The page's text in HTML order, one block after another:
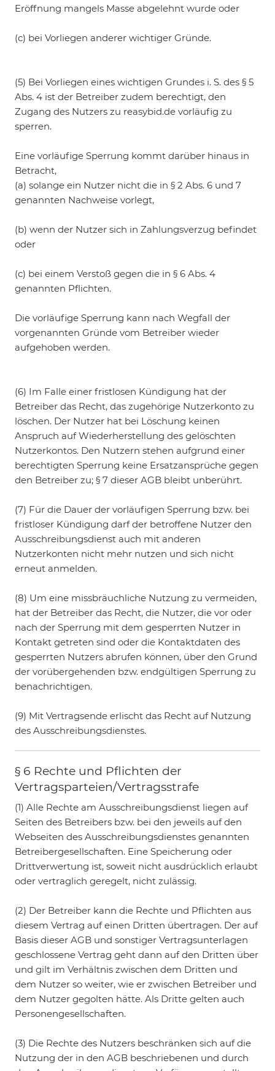
Eröffnung mangels Masse abgelehnt wurde oder
(c) bei Vorliegen anderer wichtiger Gründe.
(5) Bei Vorliegen eines wichtigen Grundes i. S. des § 5
Abs. 4 ist der Betreiber zudem berechtigt, den
Zugang des Nutzers zu reasybid.de vorläufig zu
sperren.
Eine vorläufige Sperrung kommt darüber hinaus in
Betracht,
(a) solange ein Nutzer nicht die in § 2 Abs. 6 und 7
genannten Nachweise vorlegt,
(b) wenn der Nutzer sich in Zahlungsverzug befindet
oder
(c) bei einem Verstoß gegen die in § 6 Abs. 4
genannten Pflichten.
Die vorläufige Sperrung kann nach Wegfall der
vorgenannten Gründe vom Betreiber wieder
aufgehoben werden.
(6) Im Falle einer fristlosen Kündigung hat der
Betreiber das Recht, das zugehörige Nutzerkonto zu
löschen. Der Nutzer hat bei Löschung keinen
Anspruch auf Wiederherstellung des gelöschten
Nutzerkontos. Den Nutzern stehen aufgrund einer
berechtigten Sperrung keine Ersatzansprüche gegen
den Betreiber zu; § 7 dieser AGB bleibt unberührt.
(7) Für die Dauer der vorläufigen Sperrung bzw. bei
fristloser Kündigung darf der betroffene Nutzer den
Ausschreibungsdienst auch mit anderen
Nutzerkonten nicht mehr nutzen und sich nicht
erneut anmelden.
(8) Um eine missbräuchliche Nutzung zu vermeiden,
hat der Betreiber das Recht, die Nutzer, die vor oder
nach der Sperrung mit dem gesperrten Nutzer in
Kontakt getreten sind oder die Kontaktdaten des
gesperrten Nutzers abrufen können, über den Grund
der vorübergehenden bzw. endgültigen Sperrung zu
benachrichtigen.
(9) Mit Vertragsende erlischt das Recht auf Nutzung
des Ausschreibungsdienstes.
§ 6 Rechte und Pflichten der
Vertragsparteien/Vertragsstrafe
(1) Alle Rechte am Ausschreibungsdienst liegen auf
Seiten des Betreibers bzw. bei den jeweils auf den
Webseiten des Ausschreibungsdienstes genannten
Betreibergesellschaften. Eine Speicherung oder
Drittverwertung ist, soweit nicht ausdrücklich erlaubt
oder vertraglich geregelt, nicht zulässig.
(2) Der Betreiber kann die Rechte und Pflichten aus
diesem Vertrag auf einen Dritten übertragen. Der auf
Basis dieser AGB und sonstiger Vertragsunterlagen
geschlossene Vertrag geht dann auf den Dritten über
und gilt im Verhältnis zwischen dem Dritten und
dem Nutzer so weiter, wie er zwischen Betreiber und
dem Nutzer gegolten hätte. Als Dritte gelten auch
Personengesellschaften.
(3) Die Rechte des Nutzers beschränken sich auf die
Nutzung der in den AGB beschriebenen und durch